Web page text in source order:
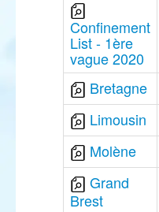
Confinement
List - 1ère
vague 2020
Bretagne
Limousin
Molène
Grand
Brest